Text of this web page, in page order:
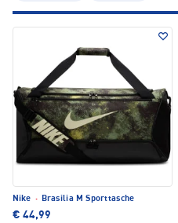
Nike · Brasilia M Sporttasche
€ 44,99